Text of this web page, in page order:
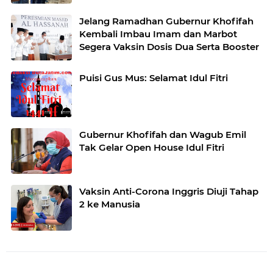
Jelang Ramadhan Gubernur Khofifah
Kembali Imbau Imam dan Marbot
Segera Vaksin Dosis Dua Serta Booster
Puisi Gus Mus: Selamat Idul Fitri
Gubernur Khofifah dan Wagub Emil
Tak Gelar Open House Idul Fitri
Vaksin Anti-Corona Inggris Diuji Tahap
2 ke Manusia